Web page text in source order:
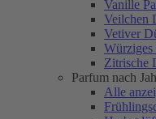
Vanille
Veilchen
Vetiver
Würziges
Zitrische
Parfum nach
Alle